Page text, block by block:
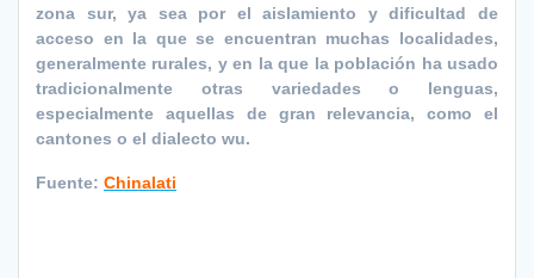
zona sur, ya sea por el aislamiento y dificultad de
acceso en la que se encuentran muchas localidades,
generalmente rurales, y en la que la población ha usado
tradicionalmente otras variedades o lenguas,
especialmente aquellas de gran relevancia, como el
cantones o el dialecto wu.
Fuente: Chinalati